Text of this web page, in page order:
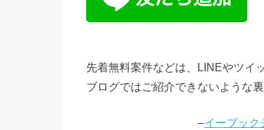
先着無料案件などは、LINEやツイ
ブログではご紹介できないような
–イーブック